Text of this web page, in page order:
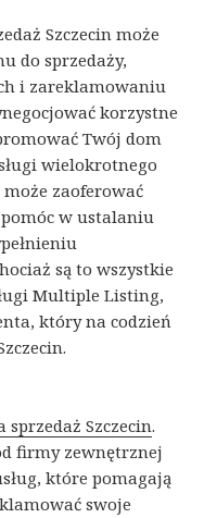
Szczecin może
do sprzedaży,
i zareklamowaniu
korzystne
Twój dom
wielokrotnego
zaoferować
w ustalaniu
są to wszystkie
Multiple Listing,
który na codzień
sprzedaż Szczecin.
firmy zewnętrznej
które pomagają
swoje